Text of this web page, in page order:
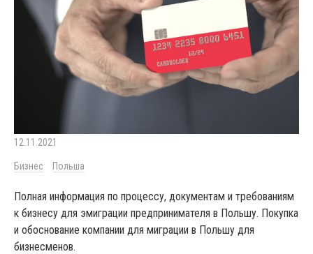
12.11.2021
Бизнес Польша
Полная информация по процессу, документам и требованиям
к бизнесу для эмиграции предпринимателя в Польшу. Покупка
и обоснование компании для миграции в Польшу для
бизнесменов.